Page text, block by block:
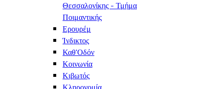
Θεσσαλονίκης - Τμήμα
Ποιμαντικής
Ερουρέμ
Ίνδικτος
Καθ'Οδόν
Κοινωνία
Κιβωτός